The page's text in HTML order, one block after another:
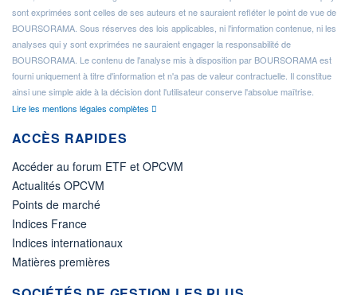
sont exprimées sont celles de ses auteurs et ne sauraient refléter le point de vue de
BOURSORAMA. Sous réserves des lois applicables, ni l'information contenue, ni les
analyses qui y sont exprimées ne sauraient engager la responsabilité de
BOURSORAMA. Le contenu de l'analyse mis à disposition par BOURSORAMA est
fourni uniquement à titre d'information et n'a pas de valeur contractuelle. Il constitue
ainsi une simple aide à la décision dont l'utilisateur conserve l'absolue maîtrise.
Lire les mentions légales complètes
ACCÈS RAPIDES
Accéder au forum ETF et OPCVM
Actualités OPCVM
Points de marché
Indices France
Indices internationaux
Matières premières